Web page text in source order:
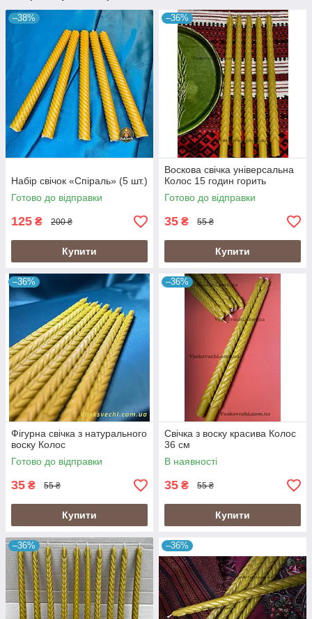
–38%
Набір свічок «Спіраль» (5 шт.)
Готово до відправки
125 ₴ 200 ₴
Купити
–36%
Воскова свічка універсальна
Колос 15 годин горить
Готово до відправки
35 ₴ 55 ₴
Купити
–36%
Фігурна свічка з натурального
воску Колос
Готово до відправки
35 ₴ 55 ₴
Купити
–36%
Свічка з воску красива Колос
36 см
В наявності
35 ₴ 55 ₴
Купити
–36% –36%